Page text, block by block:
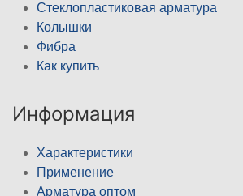
Стеклопластиковая арматура
Колышки
Фибра
Как купить
Информация
Характеристики
Применение
Арматура оптом